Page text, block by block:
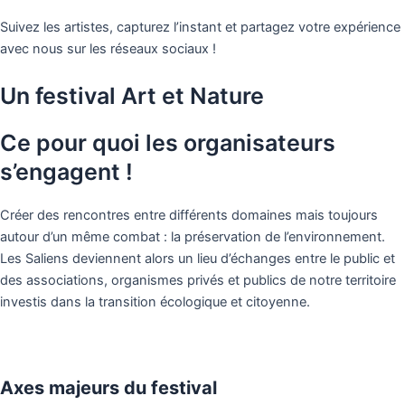
Suivez les artistes, capturez l’instant et partagez votre expérience
avec nous sur les réseaux sociaux !
Un festival Art et Nature
Ce pour quoi les organisateurs
s’engagent !
Créer des rencontres entre différents domaines mais toujours
autour d’un même combat : la préservation de l’environnement.
Les Saliens deviennent alors un lieu d’échanges entre le public et
des associations, organismes privés et publics de notre territoire
investis dans la transition écologique et citoyenne.
Axes majeurs du festival